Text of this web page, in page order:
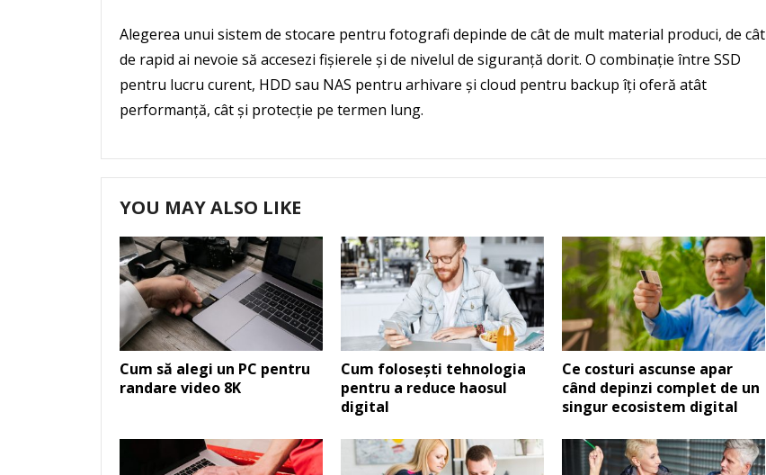
Alegerea unui sistem de stocare pentru fotografi depinde de cât de mult material produci, de cât
de rapid ai nevoie să accesezi fișierele și de nivelul de siguranță dorit. O combinație între SSD
pentru lucru curent, HDD sau NAS pentru arhivare și cloud pentru backup îți oferă atât
performanță, cât și protecție pe termen lung.
YOU MAY ALSO LIKE
Cum să alegi un PC pentru
randare video 8K
Cum folosești tehnologia
pentru a reduce haosul
digital
Ce costuri ascunse apar
când depinzi complet de un
singur ecosistem digital